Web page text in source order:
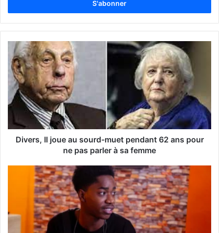
e
z
a
d
r
Divers, Il joue au sourd-muet pendant 62 ans pour
ne pas parler à sa femme